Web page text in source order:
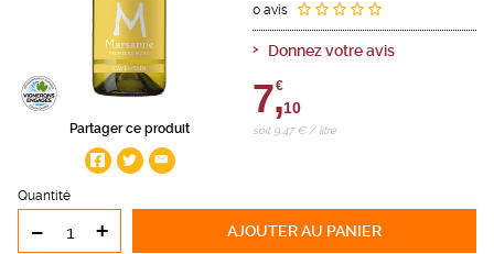
Partager ce produit
0 avis
Donnez votre avis
7,
€
10
soit 9,47 € / litre
Quantité
- + AJOUTERAU PANIER